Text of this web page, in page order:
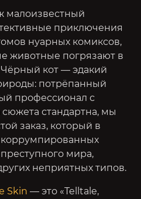
малоизвестный
приключения
нуарных комиксов,
животные погрязают в
кот — эдакий
потрёпанный
профессионал с
стандартна, мы
заказ, который в
коррумпированных
мира,
неприятных типов.
Skin — это «Telltale,